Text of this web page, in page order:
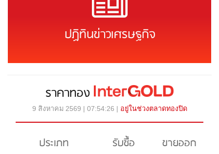
ปฏิทินข่าวเศรษฐกิจ
ราคาทอง
9 สิงหาคม 2569 | 07:54:26 | อยู่ในช่วงตลาดทองปิด
ประเภท รับซื้อ
ขายออก